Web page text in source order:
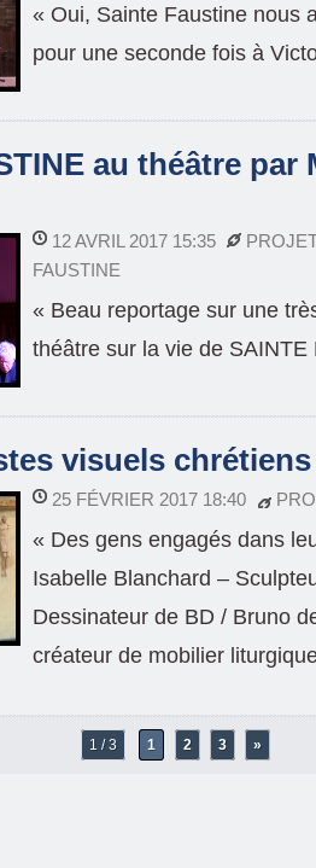
« Oui, Sainte Faustine nous
pour une seconde fois à
au théâtre par
12 AVRIL 2017 15:35
FAUSTINE
« Beau reportage sur une
théâtre sur la vie de SAINTE
visuels chrétiens
25 FÉVRIER 2017 18:40
« Des gens engagés dans
Isabelle Blanchard –
Dessinateur de BD / Bruno
créateur de mobilier
1 / 3 1 2 3 »